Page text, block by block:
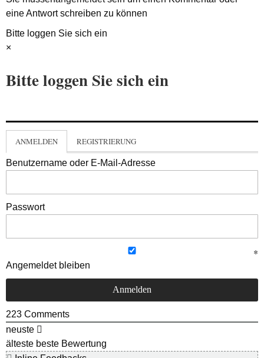
eine Antwort schreiben zu können
Bitte loggen Sie sich ein
×
Bitte loggen Sie sich ein
ANMELDEN REGISTRIERUNG
Benutzername oder E-Mail-Adresse
Passwort
Angemeldet bleiben
223 Comments
neuste
älteste beste Bewertung